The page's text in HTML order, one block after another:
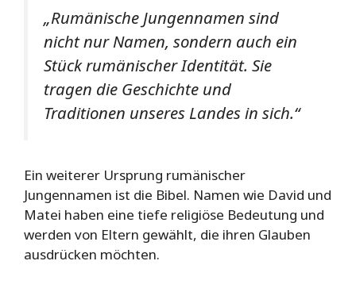
„Rumänische Jungennamen sind
nicht nur Namen, sondern auch ein
Stück rumänischer Identität. Sie
tragen die Geschichte und
Traditionen unseres Landes in sich.“
Ein weiterer Ursprung rumänischer
Jungennamen ist die Bibel. Namen wie David und
Matei haben eine tiefe religiöse Bedeutung und
werden von Eltern gewählt, die ihren Glauben
ausdrücken möchten.